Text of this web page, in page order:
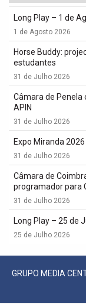
Long Play – 1 de
1 de Agosto 2026
Horse Buddy:
estudantes
31 de Julho 2026
Câmara de Penela
APIN
31 de Julho 2026
Expo Miranda
31 de Julho 2026
Câmara de
programador para
31 de Julho 2026
Long Play – 25 de
25 de Julho 2026
GRUPO MEDIA